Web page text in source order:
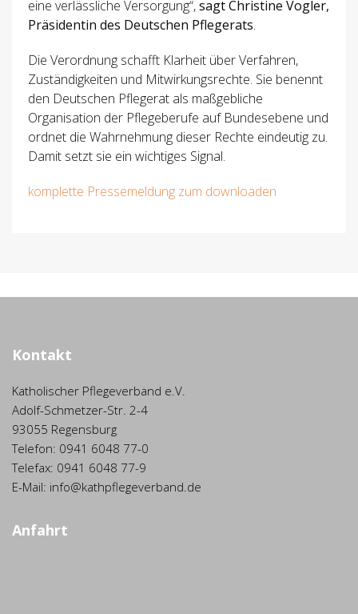
eine verlässliche Versorgung“,sagt Christine Vogler,
Präsidentin des Deutschen Pflegerats.
Die Verordnung schafft Klarheit über Verfahren,
Zuständigkeiten und Mitwirkungsrechte. Sie benennt
den Deutschen Pflegerat als maßgebliche
Organisation der Pflegeberufe auf Bundesebene und
ordnet die Wahrnehmung dieser Rechte eindeutig zu.
Damit setzt sie ein wichtiges Signal.
komplette Pressemeldung zum downloaden
Kontakt
Katholischer Pflegeverband e.V.
Adolf-Schmetzer-Str. 2-4
93055 Regensburg
Telefon: 0941 6048 77-0
Telefax: 0941 6048 77-9
E-Mail: info@kathpflegeverband.de
Anfahrt